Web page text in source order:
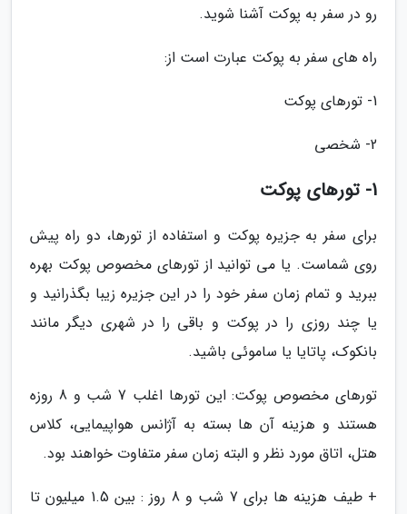
رو در سفر به پوکت آشنا شوید.
راه های سفر به پوکت عبارت است از:
1- تورهای پوکت
2- شخصی
1- تورهای پوکت
برای سفر به جزیره پوکت و استفاده از تورها، دو راه پیش
روی شماست. یا می توانید از تورهای مخصوص پوکت بهره
ببرید و تمام زمان سفر خود را در این جزیره زیبا بگذرانید و
یا چند روزی را در پوکت و باقی را در شهری دیگر مانند
بانکوک، پاتایا یا ساموئی باشید.
تورهای مخصوص پوکت: این تورها اغلب 7 شب و 8 روزه
هستند و هزینه آن ها بسته به آژانس هواپیمایی، کلاس
هتل، اتاق مورد نظر و البته زمان سفر متفاوت خواهند بود.
+ طیف هزینه ها برای 7 شب و 8 روز : بین 1.5 میلیون تا